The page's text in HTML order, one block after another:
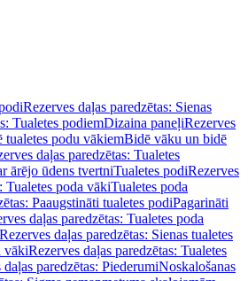
Rezerves daļas paredzētas: Sienas
Tualetes podiemDizaina paneļiRezerves
tualetes podu vākiemBidē vāku un bidē
daļas paredzētas: Tualetes
ārējo ūdens tvertniTualetes podiRezerves
Tualetes poda vākiTualetes poda
Paaugstināti tualetes podiPagarināti
daļas paredzētas: Tualetes poda
Rezerves daļas paredzētas: Sienas tualetes
vākiRezerves daļas paredzētas: Tualetes
daļas paredzētas: PiederumiNoskalošanas